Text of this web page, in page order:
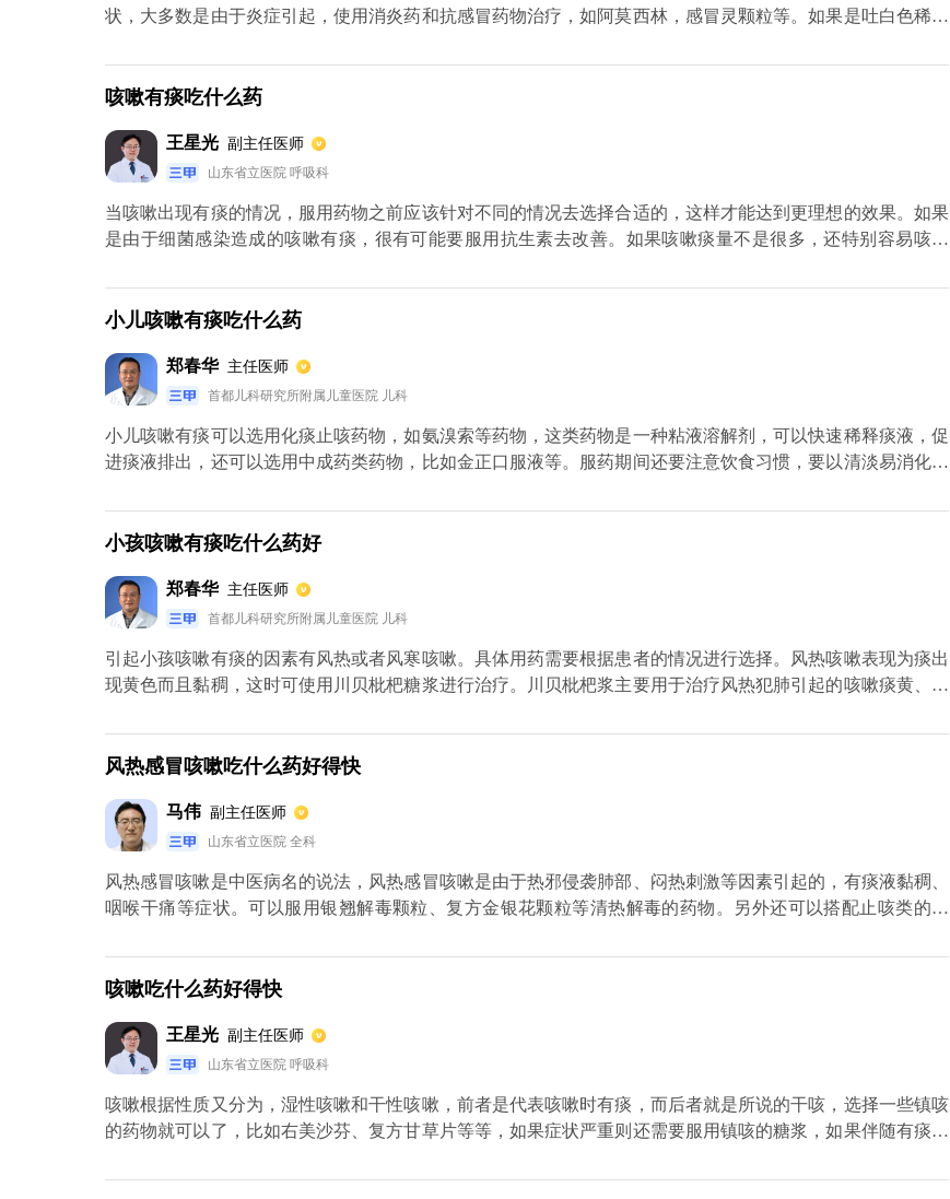
状，大多数是由于炎症引起，使用消炎药和抗感冒药物治疗，如阿莫西林，感冒灵颗粒等。如果是吐白色稀痰
的患者可以服用鲜竹沥液。
咳嗽有痰吃什么药
王星光 副主任医师
山东省立医院 呼吸科
当咳嗽出现有痰的情况，服用药物之前应该针对不同的情况去选择合适的，这样才能达到更理想的效果。如果
是由于细菌感染造成的咳嗽有痰，很有可能要服用抗生素去改善。如果咳嗽痰量不是很多，还特别容易咳出
嗽的情况，痰液也无法咳嗽出来，此时可以选择化痰的药物，常见的有黏液调节剂等。就在服药期间，饮食方
面也要注意，最好以清淡为主，少吃点辛辣和刺激的食物。
小儿咳嗽有痰吃什么药
郑春华 主任医师
首都儿科研究所附属儿童医院 儿科
小儿咳嗽有痰可以选用化痰止咳药物，如氨溴索等药物，这类药物是一种粘液溶解剂，可以快速稀释痰液，促
进痰液排出，还可以选用中成药类药物，比如金正口服液等。服药期间还要注意饮食习惯，要以清淡易消化为
小孩咳嗽有痰吃什么药好
郑春华 主任医师
首都儿科研究所附属儿童医院 儿科
引起小孩咳嗽有痰的因素有风热或者风寒咳嗽。具体用药需要根据患者的情况进行选择。风热咳嗽表现为痰出
现黄色而且黏稠，这时可使用川贝枇杷糖浆进行治疗。川贝枇杷浆主要用于治疗风热犯肺引起的咳嗽痰黄、咽
如果有痰，则要先用化痰的药物。川贝枇杷膏主要用于治疗感冒、肺炎等引起的咳嗽。
风热感冒咳嗽吃什么药好得快
马伟 副主任医师
山东省立医院 全科
风热感冒咳嗽是中医病名的说法，风热感冒咳嗽是由于热邪侵袭肺部、闷热刺激等因素引起的，有痰液黏稠、
咽喉干痛等症状。可以服用银翘解毒颗粒、复方金银花颗粒等清热解毒的药物。另外还可以搭配止咳类的药
胡、牛蒡子、杏仁、桔梗、贝母、琵琶叶等这些清热化痰、疏风止咳的药物进行对症处理。还可以加用黄芩、
知母、玄参、天花粉等中药进行对症处理。平时也可以多吃麦冬地黄茶、银耳百合粥、蜂蜜柚子水、冰糖雪梨
爽，避免过度闷热的环境，避免过度油腻、辛辣的食物。
咳嗽吃什么药好得快
王星光 副主任医师
山东省立医院 呼吸科
咳嗽根据性质又分为，湿性咳嗽和干性咳嗽，前者是代表咳嗽时有痰，而后者就是所说的干咳，选择一些镇咳
的药物就可以了，比如右美沙芬、复方甘草片等等，如果症状严重则还需要服用镇咳的糖浆，如果伴随有痰，
缓解，则需要去医院进行治疗，在医生的指导下进行输液。咳嗽的种类也分为很多，引起症状的病因也有很